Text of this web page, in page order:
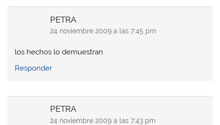
PETRA
24 noviembre 2009 a las 7:45 pm
los hechos lo demuestran
Responder
PETRA
24 noviembre 2009 a las 7:43 pm